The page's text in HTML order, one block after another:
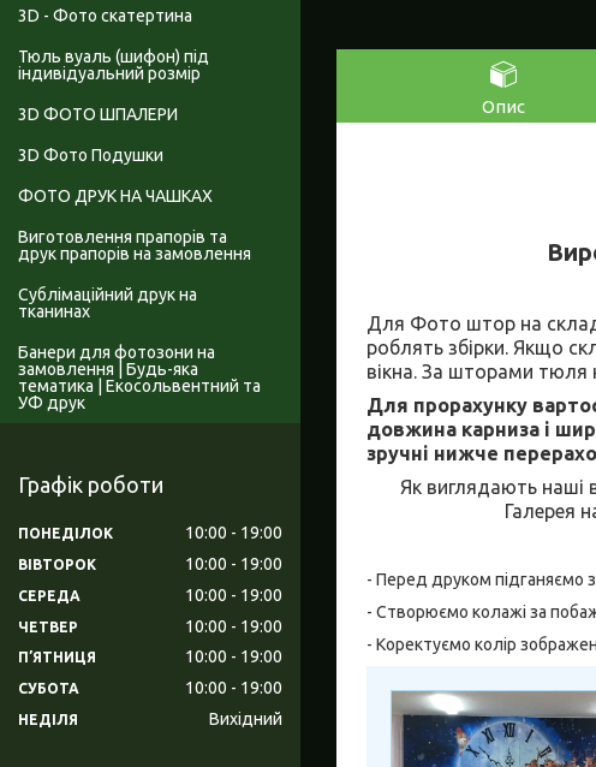
Опис
Для Фото штор на
роблять збірки. Якщо
вікна. За шторами
Для прорахунку
довжина карниза і
зручні нижче
Як виглядають
Галерея
- Перед друком підганяємо
- Створюємо колажі за
- Коректуємо колір
3D - Фото скатертина
Тюль вуаль (шифон) під
індивідуальний розмір
3D ФОТО ШПАЛЕРИ
3D Фото Подушки
ФОТО ДРУК НА ЧАШКАХ
Виготовлення прапорів та
друк прапорів на замовлення
Сублімаційний друк на
тканинах
Банери для фотозони на
замовлення | Будь-яка
тематика | Екосольвентний та
УФ друк
Графік роботи
ПОНЕДІЛОК 10:00 19:00
ВІВТОРОК 10:00 19:00
СЕРЕДА 10:00 19:00
ЧЕТВЕР 10:00 19:00
ПʼЯТНИЦЯ 10:00 19:00
СУБОТА 10:00 19:00
НЕДІЛЯ Вихідний